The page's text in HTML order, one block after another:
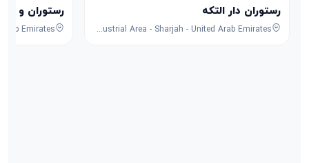
رستوران دار التکه
8F53+FPG - University City Rd - Muwaileh Commercial - Industrial Area - Sharjah - United Arab Emirates
رستوران و